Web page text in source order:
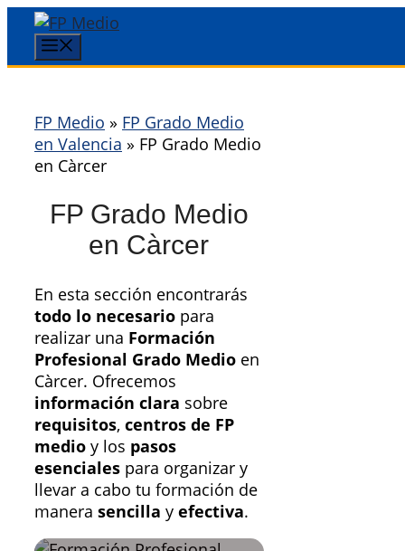
Saltar
contenido
FP Medio » FP Grado Medio
en Valencia » FP Grado Medio
en Càrcer
FP Grado Medio
en Càrcer
En esta sección encontrarás
todo lo necesario para
realizar una Formación
Profesional Grado Medio en
Càrcer. Ofrecemos
información clara sobre
requisitos, centros de FP
medio y los pasos
esenciales para organizar y
llevar a cabo tu formación de
manera sencilla y efectiva.